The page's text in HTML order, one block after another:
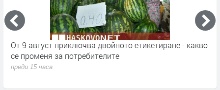
От 9 август приключва двойното етикетиране - какво
се променя за потребителите
преди 15 часа